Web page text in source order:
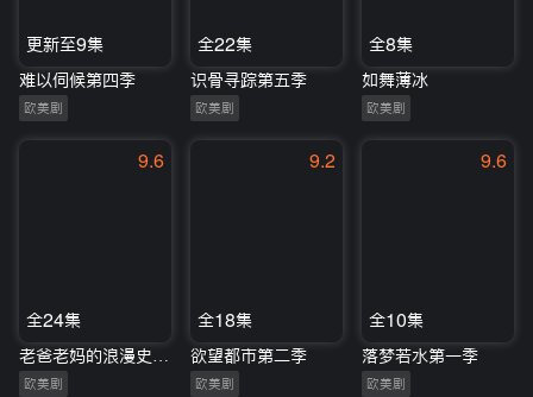
更新至9集
难以伺候第四季
欧美剧
全22集
识骨寻踪第五季
欧美剧
全8集
如舞薄冰
欧美剧
9.6
全24集
老爸老妈的浪漫史第五季
欧美剧
9.2
全18集
欲望都市第二季
欧美剧
9.6
全10集
落梦若水第一季
欧美剧